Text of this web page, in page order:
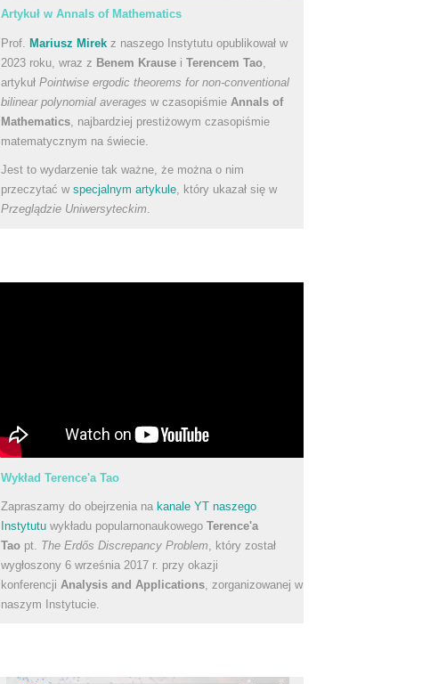
Artykuł w Annals of Mathematics
Prof. Mariusz Mirek z naszego Instytutu opublikował w
2023 roku, wraz z Benem Krause i Terencem Tao
artykuł Pointwise ergodic theorems for non-conventional
bilinear polynomial averages w czasopiśmie Annals of
Mathematics , najbardziej prestiżowym czasopiśmie
matematycznym na świecie.
Jest to wydarzenie tak ważne, że można o nim
przeczytać w specjalnym artykule, który ukazał się w
Przeglądzie Uniwersyteckim.
Wykład Terence'a Tao
Zapraszamy do obejrzenia na kanale YT naszego
Instytutu wykładu popularnonaukowego Terence'a
Tao pt. The Erdős Discrepancy Problem , który został
wygłoszony 6 września 2017 r. przy okazji
konferencji Analysis and Applications , zorganizowanej w
naszym Instytucie.